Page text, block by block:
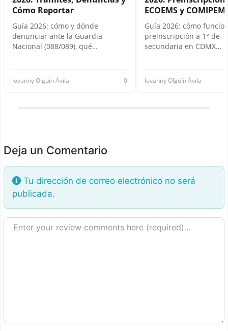
Cómo Reportar
Guía 2026: cómo y dónde
denunciar ante la Guardia
Nacional (088/089), qué…
Iovanny Olguín Ávila 0
ECOEMS y
Guía 2026: cómo
preinscripción a 1° de
secundaria en CDMX…
Iovanny Olguín Ávila
Deja un Comentario
Tu dirección de correo electrónico no será
publicada.
Texto de la reseña